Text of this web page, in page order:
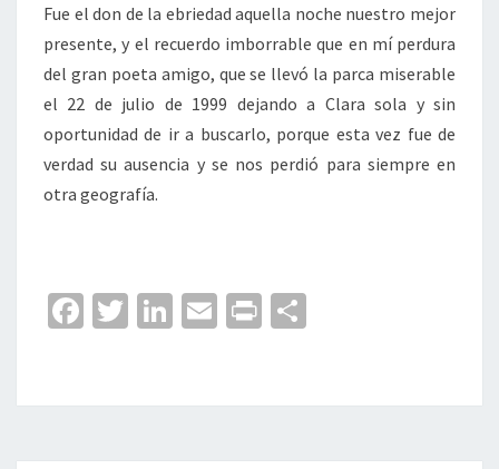
Fue el don de la ebriedad aquella noche nuestro mejor
presente, y el recuerdo imborrable que en mí perdura
del gran poeta amigo, que se llevó la parca miserable
el 22 de julio de 1999 dejando a Clara sola y sin
oportunidad de ir a buscarlo, porque esta vez fue de
verdad su ausencia y se nos perdió para siempre en
otra geografía.
Fa
o
o
T
er
Li
dI
n
E
l
Pr
p
ar